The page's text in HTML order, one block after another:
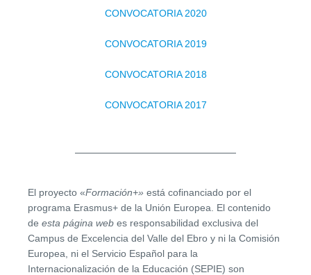
CONVOCATORIA 2020
CONVOCATORIA 2019
CONVOCATORIA 2018
CONVOCATORIA 2017
El proyecto «Formación+» está cofinanciado por el
programa Erasmus+ de la Unión Europea. El contenido
de esta página web es responsabilidad exclusiva del
Campus de Excelencia del Valle del Ebro y ni la Comisión
Europea, ni el Servicio Español para la
Internacionalización de la Educación (SEPIE) son